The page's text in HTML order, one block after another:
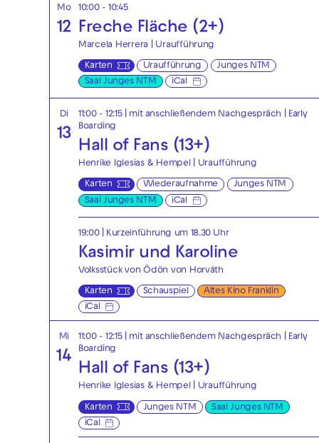
Mo
12
10:00 - 10:45
Freche Fläche (2+)
Marcela Herrera | Uraufführung
Karten Uraufführung
Junges NTM
Saal Junges NTM
iCal
Di
13
11:00 - 12:15 | mit anschließendem Nachgespräch
Early
Boarding
Hall of Fans (13+)
Henrike Iglesias & Hempel | Uraufführung
Karten Wiederaufnahme
Junges NTM
Saal Junges NTM
iCal
19:00 | Kurzeinführung um 18.30 Uhr
Kasimir und Karoline
Volksstück von Ödön von Horváth
Karten Schauspiel
Altes Kino Franklin
iCal
Mi
14
11:00 - 12:15 | mit anschließendem Nachgespräch | Early
Boarding
Hall of Fans (13+)
Henrike Iglesias & Hempel | Uraufführung
Karten Junges NTM
Saal Junges NTM
iCal